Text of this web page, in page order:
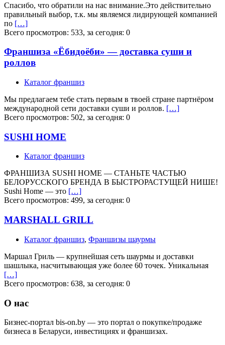
Спасибо, что обратили на нас внимание.Это действительно
правильный выбор, т.к. мы являемся лидирующей компанией
по […]
Всего просмотров: 533, за сегодня: 0
Франшиза «Ёбидоёби» — доставка суши и
роллов
Каталог франшиз
Мы предлагаем тебе стать первым в твоей стране партнёром
международной сети доставки суши и роллов. […]
Всего просмотров: 502, за сегодня: 0
SUSHI HOME
Каталог франшиз
ФРАНШИЗА SUSHI HOME — СТАНЬТЕ ЧАСТЬЮ
БЕЛОРУССКОГО БРЕНДА В БЫСТРОРАСТУЩЕЙ НИШЕ!
Sushi Home — это […]
Всего просмотров: 499, за сегодня: 0
MARSHALL GRILL
Каталог франшиз, Франшизы шаурмы
Маршал Гриль — крупнейшая сеть шаурмы и доставки
шашлыка, насчитывающая уже более 60 точек. Уникальная
[…]
Всего просмотров: 638, за сегодня: 0
О нас
Бизнес-портал bis-on.by — это портал о покупке/продаже
бизнеса в Беларуси, инвестициях и франшизах.